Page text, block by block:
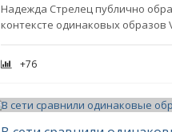
Надежда Стрелец публично
контексте одинаковых образов
+76